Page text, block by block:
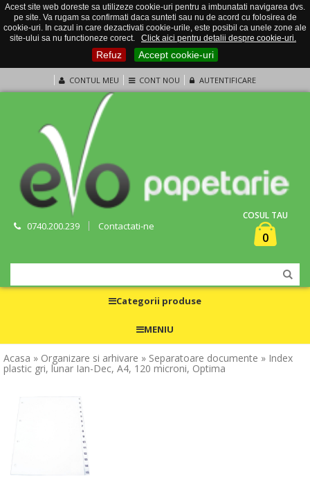
Acest site web doreste sa utilizeze cookie-uri pentru a imbunatati navigarea dvs.
pe site. Va rugam sa confirmati daca sunteti sau nu de acord cu folosirea de
cookie-uri. In cazul in care dezactivati cookie-urile, este posibil ca unele zone ale
site-ului sa nu functioneze corect.
Click aici pentru detalii despre cookie-uri.
Refuz Accept cookie-uri
CONTUL MEU CONT NOU AUTENTIFICARE
0740.200.239 Contactati-ne
COSUL TAU
0
Categorii produse
MENIU
Acasa » Organizare si arhivare » Separatoare documente » Index
plastic gri, lunar Ian-Dec, A4, 120 microni, Optima